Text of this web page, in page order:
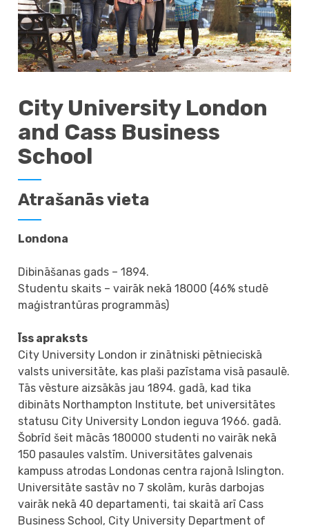
City University London
and Cass Business
School
Atrašanās vieta
Londona
Dibināšanas gads – 1894.
Studentu skaits – vairāk nekā 18000 (46% studē
maģistrantūras programmās)
Īss apraksts
City University London ir zinātniski pētnieciskā
valsts universitāte, kas plaši pazīstama visā pasaulē.
Tās vēsture aizsākās jau 1894. gadā, kad tika
dibināts Northampton Institute, bet universitātes
statusu City University London ieguva 1966. gadā.
Šobrīd šeit mācās 180000 studenti no vairāk nekā
150 pasaules valstīm. Universitātes galvenais
kampuss atrodas Londonas centra rajonā Islington.
Universitāte sastāv no 7 skolām, kurās darbojas
vairāk nekā 40 departamenti, tai skaitā arī Cass
Business School, City University Department of